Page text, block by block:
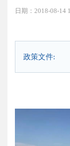
日期：2018-08-14
政策文件: